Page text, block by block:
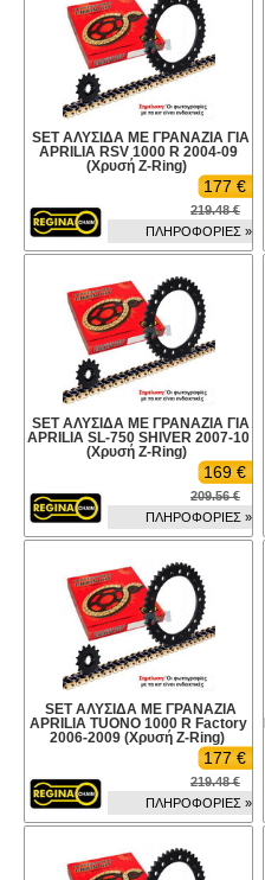
SET ΑΛΥΣΙΔΑ ΜΕ ΓΡΑΝΑΖΙΑ ΓΙΑ
APRILIA RSV 1000 R 2004-09
(Χρυσή Z-Ring)
177 €
219.48 €
ΠΛΗΡΟΦΟΡΙΕΣ »
SET ΑΛΥΣΙΔΑ ΜΕ ΓΡΑΝΑΖΙΑ ΓΙΑ
APRILIA SL-750 SHIVER 2007-10
(Χρυσή Z-Ring)
169 €
209.56 €
ΠΛΗΡΟΦΟΡΙΕΣ »
SET ΑΛΥΣΙΔΑ ΜΕ ΓΡΑΝΑΖΙΑ
APRILIA TUONO 1000 R Factory
2006-2009 (Χρυσή Z-Ring)
177 €
219.48 €
ΠΛΗΡΟΦΟΡΙΕΣ »